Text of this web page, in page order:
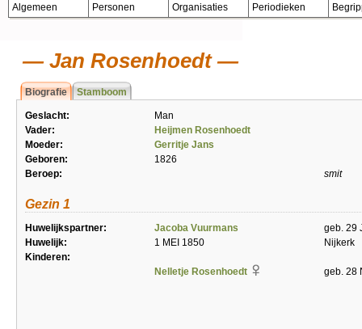
Algemeen Personen Organisaties Periodieken
Jan Rosenhoedt
Biografie Stamboom
Geslacht:
Man
Vader:
Heijmen Rosenhoedt
Moeder:
Gerritje Jans
Geboren:
1826
Beroep:
smit
Gezin 1
Huwelijkspartner: Jacoba Vuurmans
geb. 29
Huwelijk:
1 MEI 1850
Nijkerk
Kinderen:
Nelletje Rosenhoedt
geb. 28